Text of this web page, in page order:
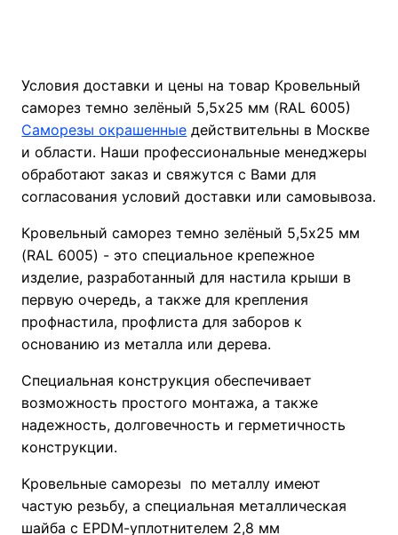
Условия доставки и цены на товар Кровельный
саморез темно зелёный 5,5х25 мм (RAL 6005)
Саморезы окрашенные действительны в Москве
и области. Наши профессиональные менеджеры
обработают заказ и свяжутся с Вами для
согласования условий доставки или самовывоза.
Кровельный саморез темно зелёный 5,5х25 мм
(RAL 6005) - это специальное крепежное
изделие, разработанный для настила крыши в
первую очередь, а также для крепления
профнастила, профлиста для заборов к
основанию из металла или дерева.
Специальная конструкция обеспечивает
возможность простого монтажа, а также
надежность, долговечность и герметичность
конструкции.
Кровельные саморезы по металлу имеют
частую резьбу, а специальная металлическая
шайба с ЕРDМ-уплотнителем 2,8 мм